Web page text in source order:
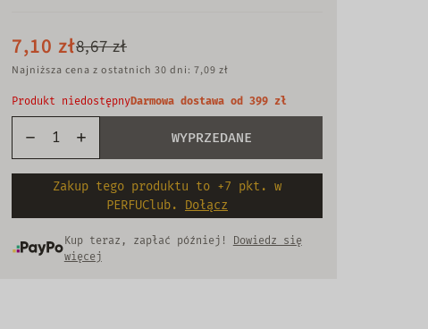
7,10 zł8,67 zł
Najniższa cena z ostatnich 30 dni: 7,09 zł
Produkt niedostępnyDarmowa dostawa od 399 zł
WYPRZEDANE
Zakup tego produktu to +7 pkt. w
PERFUClub. Dołącz
Kup teraz, zapłać później!
Dowiedz się
więcej